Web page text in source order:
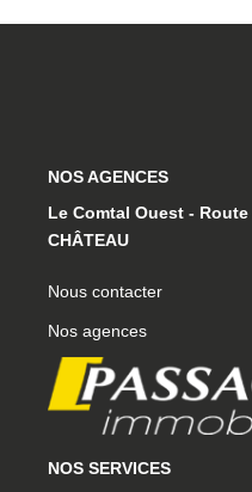
Nos
NOS AGENCES
Le Comtal Ouest -
CHÂTEAU
Nous contacter
Nos agences
NOS SERVICES